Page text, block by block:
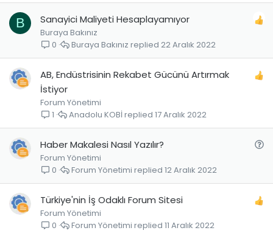
u
B Sanayici Maliyeti Hesaplayamıyor
Buraya Bakınız
0
22 Aralık 2022
Buraya Bakınız
AB, Endüstrisinin Rekabet Gücünü Artırmak
İstiyor
Forum Yönetimi
1
17 Aralık 2022
Anadolu KOBİ
S
u
Haber Makalesi Nasıl Yazılır?
Forum Yönetimi
0
12 Aralık 2022
Forum Yönetimi
Türkiye'nin İş Odaklı Forum Sitesi
Forum Yönetimi
0
11 Aralık 2022
Forum Yönetimi